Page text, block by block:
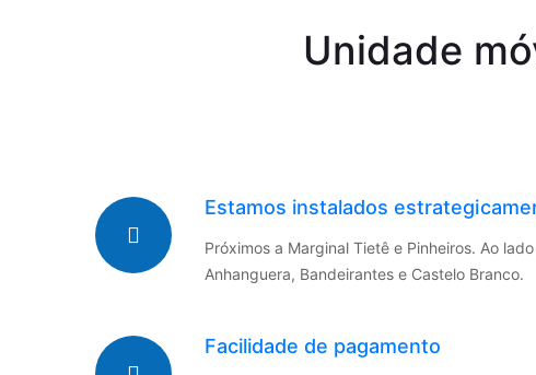
Unidade
Estamos instalados
Próximos a Marginal Tietê e Pinheiros. Ao
Anhanguera, Bandeirantes e Castelo Branco.
Facilidade de pagamento